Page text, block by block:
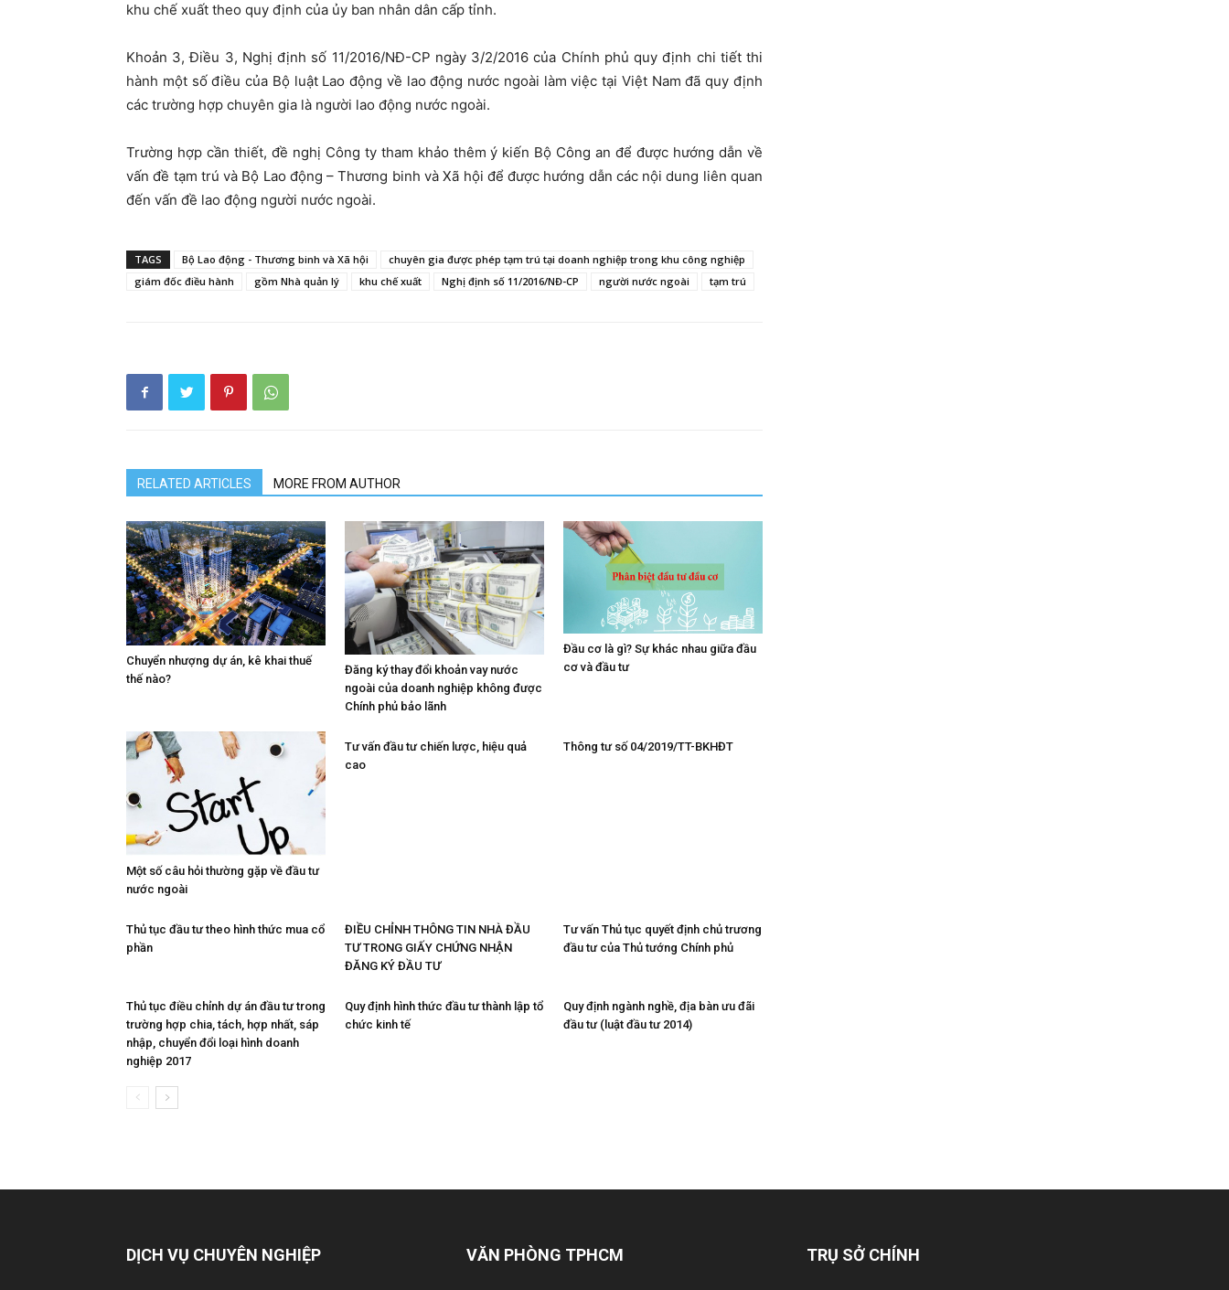
khu chế xuất theo quy định của ủy ban nhân dân cấp tỉnh.
Khoản 3, Điều 3, Nghị định số 11/2016/NĐ-CP ngày 3/2/2016 của Chính phủ quy định chi tiết thi
hành một số điều của Bộ luật Lao động về lao động nước ngoài làm việc tại Việt Nam đã quy định
các trường hợp chuyên gia là người lao động nước ngoài.
Trường hợp cần thiết, đề nghị Công ty tham khảo thêm ý kiến Bộ Công an để được hướng dẫn về
vấn đề tạm trú và Bộ Lao động – Thương binh và Xã hội để được hướng dẫn các nội dung liên quan
đến vấn đề lao động người nước ngoài.
TAGS Bộ Lao động - Thương binh và Xã hội
chuyên gia được phép tạm trú tại doanh nghiệp trong khu công nghiệp
giám đốc điều hành
gồm Nhà quản lý khu chế xuất Nghị định số 11/2016/NĐ-CP người nước ngoài tạm trú
RELATED ARTICLES MORE FROM AUTHOR
Chuyển nhượng dự án, kê khai thuế
thế nào?
Đăng ký thay đổi khoản vay nước
ngoài của doanh nghiệp không được
Chính phủ bảo lãnh
Đầu cơ là gì? Sự khác nhau giữa đầu
cơ và đầu tư
Một số câu hỏi thường gặp về đầu tư
nước ngoài
Tư vấn đầu tư chiến lược, hiệu quả
cao
Thông tư số 04/2019/TT-BKHĐT
Thủ tục đầu tư theo hình thức mua cổ
phần
ĐIỀU CHỈNH THÔNG TIN NHÀ ĐẦU
TƯ TRONG GIẤY CHỨNG NHẬN
ĐĂNG KÝ ĐẦU TƯ
Tư vấn Thủ tục quyết định chủ trương
đầu tư của Thủ tướng Chính phủ
Thủ tục điều chỉnh dự án đầu tư trong
trường hợp chia, tách, hợp nhất, sáp
nhập, chuyển đổi loại hình doanh
nghiệp 2017
Quy định hình thức đầu tư thành lập tổ
chức kinh tế
Quy định ngành nghề, địa bàn ưu đãi
đầu tư (luật đầu tư 2014)
DỊCH VỤ CHUYÊN NGHIỆP VĂN PHÒNG TPHCM TRỤ SỞ CHÍNH